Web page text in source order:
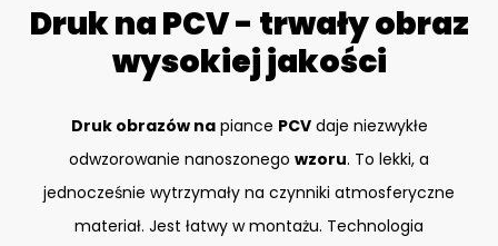
Druk na PCV - trwały obraz
wysokiej jakości
Druk obrazów napiance PCVdaje niezwykłe
odwzorowanie nanoszonego wzoru. To lekki, a
jednocześnie wytrzymały na czynniki atmosferyczne
materiał. Jest łatwy w montażu. Technologia